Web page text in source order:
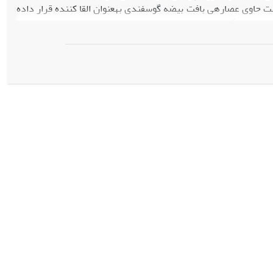
شدند. در پاساژ سوم سلول‫ها در 4 گروه مختلف به‫مدت 1 الی 4 هفته تحت تاثیر محیط کشت حاوی عصاره­ی بافت بیضه گوسفندی به‫عنوان القا کننده قرار داده